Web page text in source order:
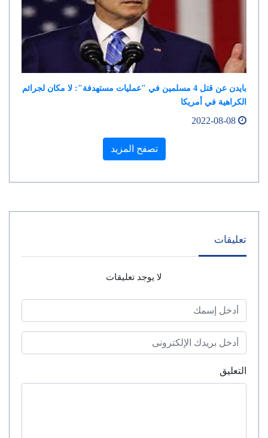
بايدن عن قتل 4 مسلمين في "عمليات مستهدفة": لا مكان لجرائم
الكراهية في أمريكا
تصفح المزيد
تعليقات
لا يوجد تعليقات
التعليق